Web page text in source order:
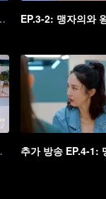
들려주는 이야기
준 맹자의